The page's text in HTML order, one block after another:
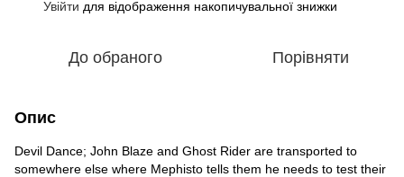
Увійти для відображення накопичувальної знижки
До обраного Порівняти
Опис
Devil Dance; John Blaze and Ghost Rider are transported to
somewhere else where Mephisto tells them he needs to test their